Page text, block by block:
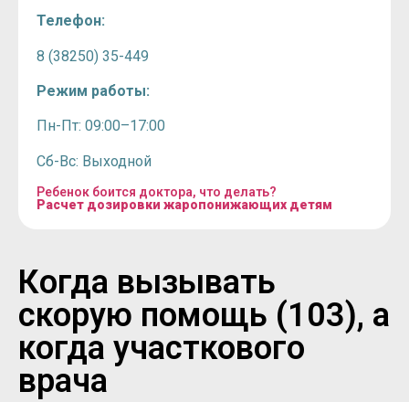
Телефон:
8 (38250) 35-449
Режим работы:
Пн-Пт: 09:00–17:00
Сб-Вс: Выходной
Ребенок боится доктора, что делать?
Расчет дозировки жаропонижающих детям
Когда вызывать
скорую помощь (103), а
когда участкового
врача